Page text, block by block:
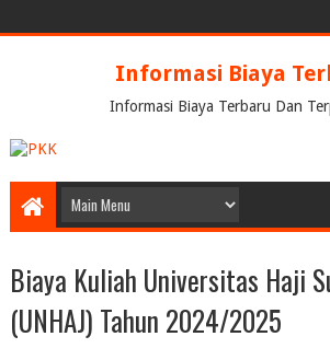
Informasi Biaya
Informasi Biaya Terbaru Dan
Biaya Kuliah Universitas Haji
(UNHAJ) Tahun 2024/2025